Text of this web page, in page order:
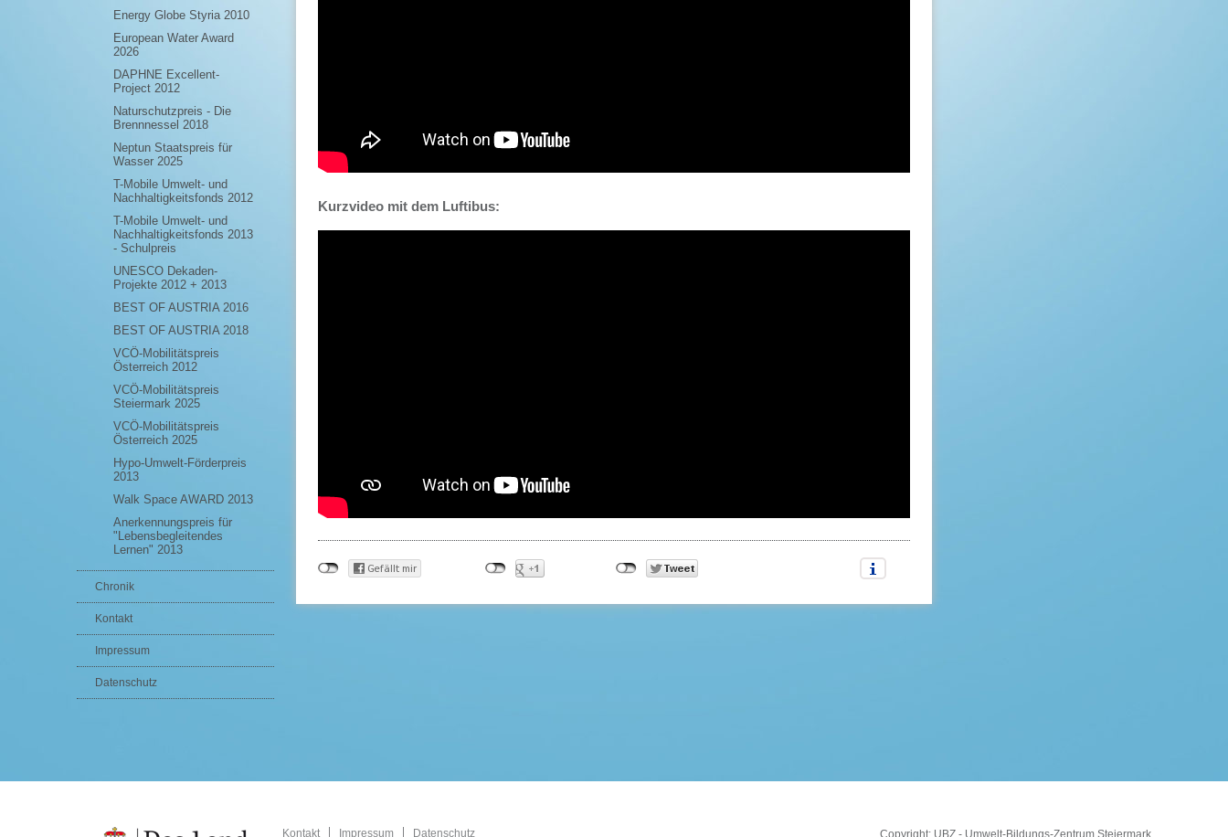
Energy Globe Styria 2010
European Water Award
2026
DAPHNE Excellent-
Project 2012
Naturschutzpreis - Die
Brennnessel 2018
Neptun Staatspreis für
Wasser 2025
T-Mobile Umwelt- und
Nachhaltigkeitsfonds 2012
T-Mobile Umwelt- und
Nachhaltigkeitsfonds 2013
- Schulpreis
UNESCO Dekaden-
Projekte 2012 + 2013
BEST OF AUSTRIA 2016
BEST OF AUSTRIA 2018
VCÖ-Mobilitätspreis
Österreich 2012
VCÖ-Mobilitätspreis
Steiermark 2025
VCÖ-Mobilitätspreis
Österreich 2025
Hypo-Umwelt-Förderpreis
2013
Walk Space AWARD 2013
Anerkennungspreis für
"Lebensbegleitendes
Lernen" 2013
Chronik
Kontakt
Impressum
Datenschutz
Kurzvideo mit dem Luftibus:
Kontakt Impressum Datenschutz Copyright: UBZ - Umwelt-Bildungs-Zentrum Steiermark